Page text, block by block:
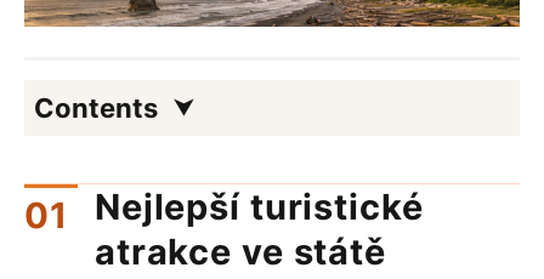
Contents
Nejlepší turistické
atrakce ve státě